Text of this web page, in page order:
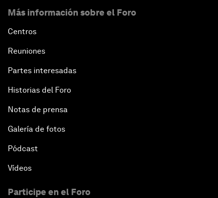
Más información sobre el Foro
Centros
Reuniones
Partes interesadas
Historias del Foro
Notas de prensa
Galería de fotos
Pódcast
Vídeos
Participe en el Foro